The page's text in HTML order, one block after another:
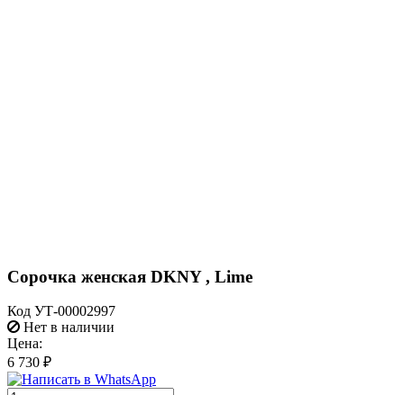
Сорочка женская DKNY , Lime
Код УТ-00002997
Нет в наличии
Цена:
6 730 ₽